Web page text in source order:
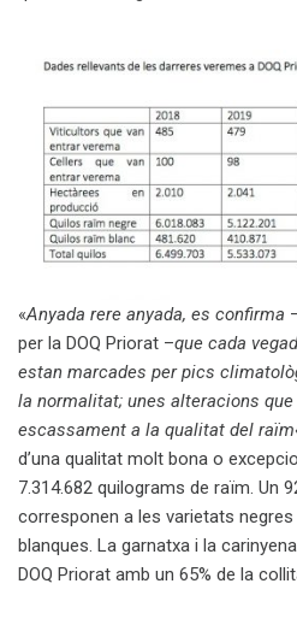
«Anyada rere anyada, es confirma
per la DOQ Priorat –que cada
estan marcades per pics
la normalitat; unes alteracions
escassament a la qualitat del raïm
d’una qualitat molt bona o
7.314.682 quilograms de raïm. Un
corresponen a les varietats
blanques. La garnatxa i la
DOQ Priorat amb un 65% de la